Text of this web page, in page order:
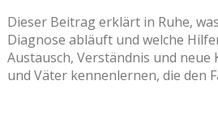
Dieser Beitrag erklärt in Ruhe,
Diagnose abläuft und welche
Austausch, Verständnis und
und Väter kennenlernen, die den